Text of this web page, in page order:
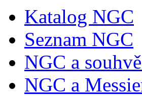
Katalog NGC
Seznam NGC
NGC a
NGC a